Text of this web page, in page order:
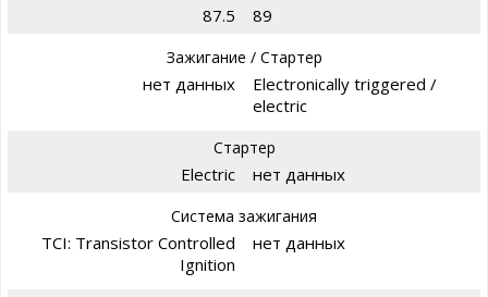
87.5 89
Зажигание / Стартер
нет данных
Electronically triggered /
electric
Стартер
Electric нет данных
Система зажигания
TCI: Transistor Controlled
Ignition
нет данных